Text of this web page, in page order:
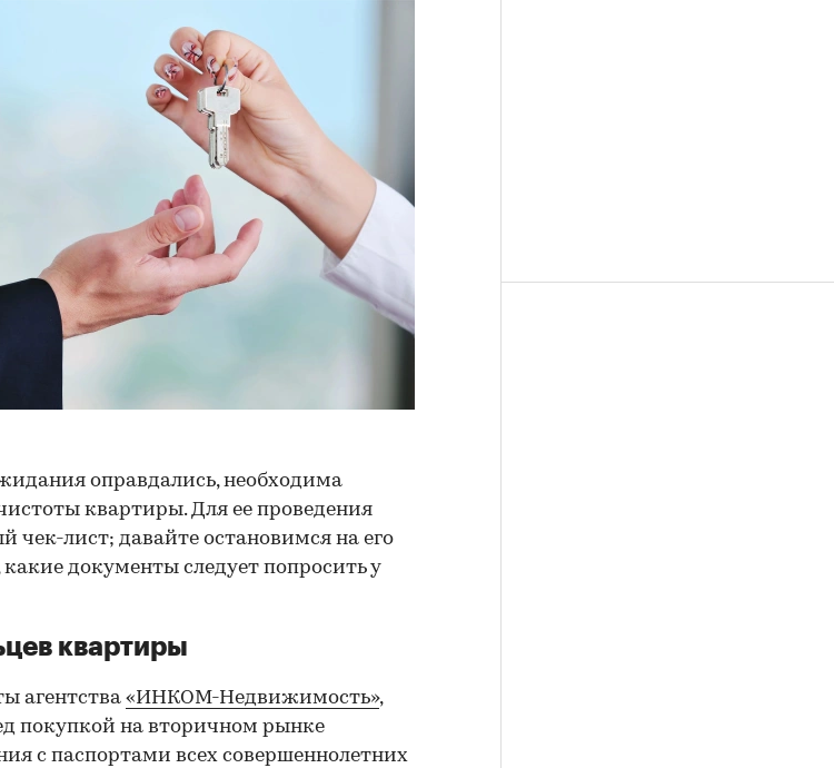
оправдались, необходима
квартиры. Для ее проведения
чек-лист; давайте остановимся на его
документы следует попросить у
квартиры
агентства «ИНКОМ-Недвижимость»,
покупкой на вторичном рынке
с паспортами всех совершеннолетних